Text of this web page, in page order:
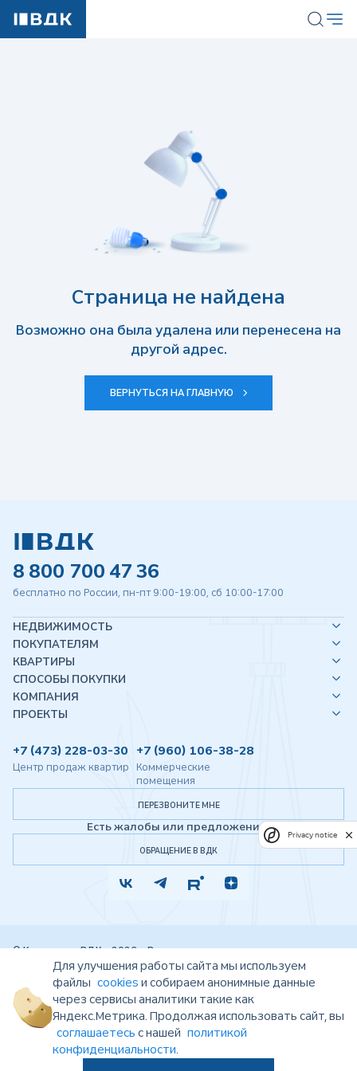
Страница не найдена
Возможно она была удалена или перенесена на
другой адрес.
ВЕРНУТЬСЯ НА ГЛАВНУЮ
8 800 700 47 36
бесплатно по России, пн-пт 9:00-19:00, сб 10:00-17:00
НЕДВИЖИМОСТЬ
ПОКУПАТЕЛЯМ
КВАРТИРЫ
СПОСОБЫ ПОКУПКИ
КОМПАНИЯ
ПРОЕКТЫ
+7 (473) 228-03-30
Центр продаж квартир
+7 (960) 106-38-28
Коммерческие
помещения
ПЕРЕЗВОНИТЕ МНЕ
Есть жалобы или предложения?
ОБРАЩЕНИЕ В ВДК
© Компания «ВДК», 2026 г. Все права защищены.
Представленная на данном сайте информация, в том числе цены, носят
исключительно информационный характер и ни при каких обстоятельствах не
являются публичной офертой, определяемой положениями статьи 437 ГК РФ.
Проектные декларации размещены на сайте ЕИСЖСhttps://наш.дом.рф
Показатели и характеристики проекта, указанные на данном сайте, являются
проектными (плановыми) и могут быть изменены. Запрещено использование
материалов сайта без согласия его авторов и ссылки на сайт
Согласие на обработку персональных данных
Для улучшения работы сайта мы используем
файлы cookies и собираем анонимные данные
через сервисы аналитики такие как
Яндекс.Метрика. Продолжая использовать сайт, вы
соглашаетесь с нашей политикой
конфиденциальности.
Privacy notice